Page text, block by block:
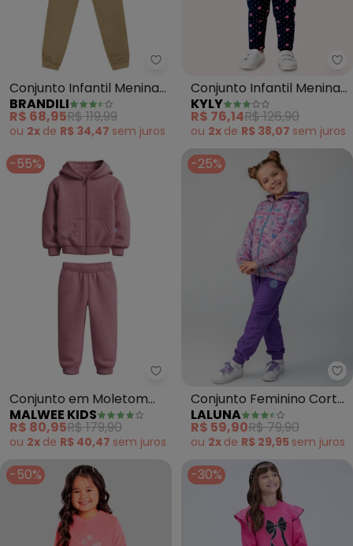
Brandili - Conjunto Infantil
Conjunto Infantil Menina
de Gatinho (Rosa)
BRANDILI
R$ 68,95R$ 119,99
ou 2x de R$ 34,47 sem juros
Conjunto Infantil Menina
Lettering (Rosa)
KYLY
R$ 76,14R$ 126,90
ou 2x de R$ 38,07 sem juros
-55%
Malwee Kids - Conjunto em
Conjunto em Moletom
Bordado (Rosê)
MALWEE KIDS
R$ 80,95R$ 179,90
ou 2x de R$ 40,47 sem juros
-25%
Conjunto Feminino Corta
Vento Girl Fun (Rosa)
LALUNA
R$ 59,90R$ 79,90
ou 2x de R$ 29,95 sem juros
-50% -30%